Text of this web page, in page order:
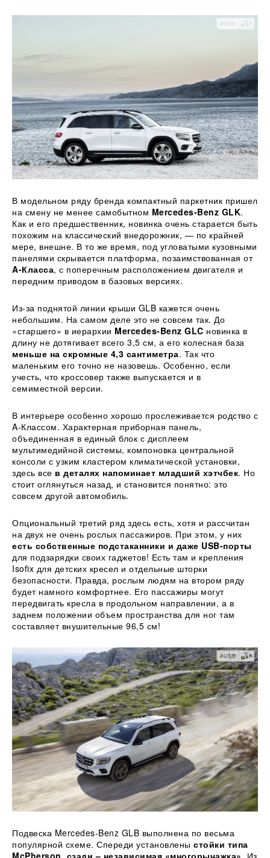
В модельном ряду бренда компактный паркетник пришел
на смену не менее самобытном Mercedes-Benz GLK.
Как и его предшественник, новинка очень старается быть
похожим на классический внедорожник, — по крайней
мере, внешне. В то же время, под угловатыми кузовными
панелями скрывается платформа, позаимствованная от
A-Класса, с поперечным расположением двигателя и
передним приводом в базовых версиях.
Из-за поднятой линии крыши GLB кажется очень
небольшим. На самом деле это не совсем так. До
«старшего» в иерархии Mercedes-Benz GLC новинка в
длину не дотягивает всего 3,5 см, а его колесная база
меньше на скромные 4,3 сантиметра. Так что
маленьким его точно не назовешь. Особенно, если
учесть, что кроссовер также выпускается и в
семиместной версии.
В интерьере особенно хорошо прослеживается родство с
A-Классом. Характерная приборная панель,
объединенная в единый блок с дисплеем
мультимедийной системы, компоновка центральной
консоли с узким кластером климатической установки,
здесь все в деталях напоминает младший хэтчбек. Но
стоит оглянуться назад, и становится понятно: это
совсем другой автомобиль.
Опциональный третий ряд здесь есть, хотя и рассчитан
на двух не очень рослых пассажиров. При этом, у них
есть собственные подстаканники и даже USB-порты
для подзарядки своих гаджетов! Есть там и крепления
Isofix для детских кресел и отдельные шторки
безопасности. Правда, рослым людям на втором ряду
будет намного комфортнее. Его пассажиры могут
передвигать кресла в продольном направлении, а в
заднем положении объем пространства для ног там
составляет внушительные 96,5 см!
Подвеска Mercedes-Benz GLB выполнена по весьма
популярной схеме. Спереди установлены стойки типа
McPherson, сзади – независимая «многорычажка» . Из